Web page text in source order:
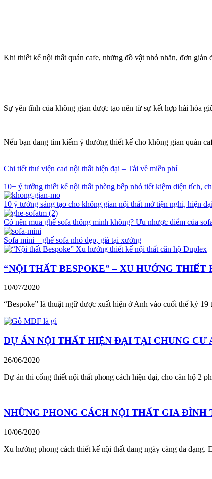
Khi thiết kế nội thất quán cafe, những đồ vật nhỏ nhắn, đơn
Sự yên tĩnh của không gian được tạo nên từ sự kết hợp hài hòa
Nếu bạn đang tìm kiếm ý thưởng thiết kế cho không gian quán
Chi tiết thư viện cad nội thất hiện đại – Tải về miễn phí
10+ ý tưởng thiết kế nội thất phòng bếp nhỏ tiết kiệm diện tích,
10 ý tưởng sáng tạo cho không gian nội thất mở tiện nghi, hiện đại
Có nên mua ghế sofa thông minh không? Ưu nhược điểm của
Sofa mini – ghế sofa nhỏ đẹp, giá tại xưởng
“NỘI THẤT BESPOKE” – XU HƯỚNG
10/07/2020
“Bespoke” là thuật ngữ được xuất hiện ở Anh vào cuối thế kỷ
DỰ ÁN NỘI THẤT HIỆN ĐẠI TẠI CHUNG CƯ
26/06/2020
Dự án thi cống thiết nội thất phong cách hiện đại, cho căn hộ 2
NHỮNG PHONG CÁCH NỘI THẤT GIA
10/06/2020
Xu hướng phong cách thiết kế nội thất đang ngày càng đa